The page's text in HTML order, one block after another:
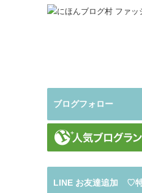
ブログフォロー
LINE お友達追加 ♡